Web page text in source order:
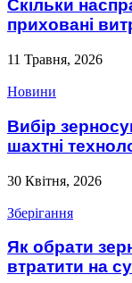
Скільки
приховані
11 Травня, 2026
Новини
Вибір
шахтні
30 Квітня, 2026
Зберігання
Як обрати
втратити на